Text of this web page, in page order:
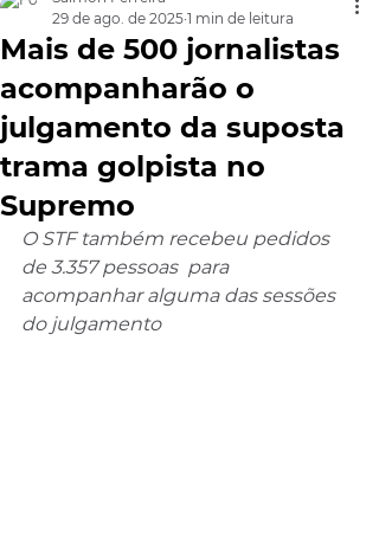
Mais de 500 jornalistas
acompanharão o
julgamento da suposta
trama golpista no
Supremo
29 de ago. de 2025 1 min de leitura
O STF também recebeu pedidos
de 3.357 pessoas  para
acompanhar alguma das sessões
do julgamento